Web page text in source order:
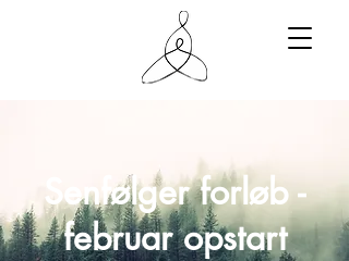
Senfølger forløb -
februar opstart